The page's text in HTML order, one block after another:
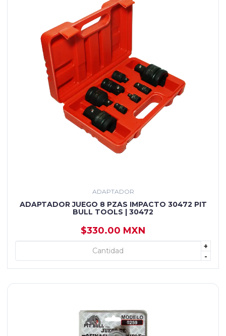
ADAPTADOR
ADAPTADOR JUEGO 8 PZAS IMPACTO 30472 PIT
BULL TOOLS | 30472
$330.00 MXN
+
-
+ AGREGAR